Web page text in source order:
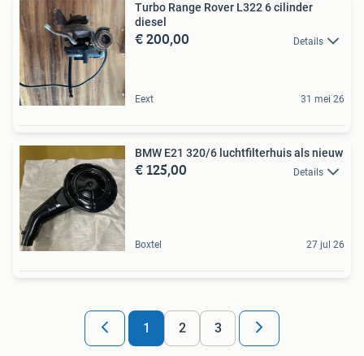
Turbo Range Rover L322 6 cilinder
diesel
€ 200,00 Details
Eext 31 mei 26
BMW E21 320/6 luchtfilterhuis als nieuw
€ 125,00 Details
Boxtel 27 jul 26
1 2 3